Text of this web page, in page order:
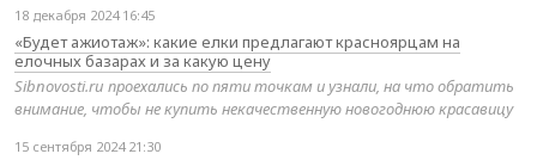
18 декабря 2024 16:45
«Будет ажиотаж»: какие елки предлагают красноярцам на
елочных базарах и за какую цену
Sibnovosti.ru проехались по пяти точкам и узнали, на что обратить
внимание, чтобы не купить некачественную новогоднюю красавицу
15 сентября 2024 21:30